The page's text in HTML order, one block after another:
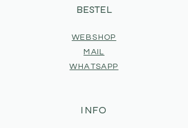
BESTEL
WEBSHOP
MAIL
WHATSAPP
INFO